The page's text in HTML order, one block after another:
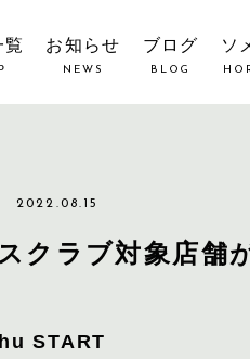
覧 お知らせ
NEWS
ブログ
BLOG
ソ
2022.08.15
クラブ対象店舗
START